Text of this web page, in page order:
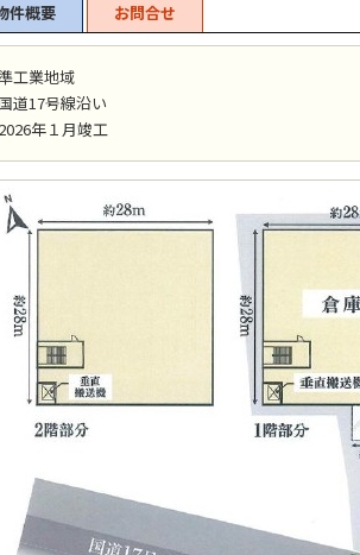
件概要 お問合せ
工業地域
道17号線沿い
年１月竣工